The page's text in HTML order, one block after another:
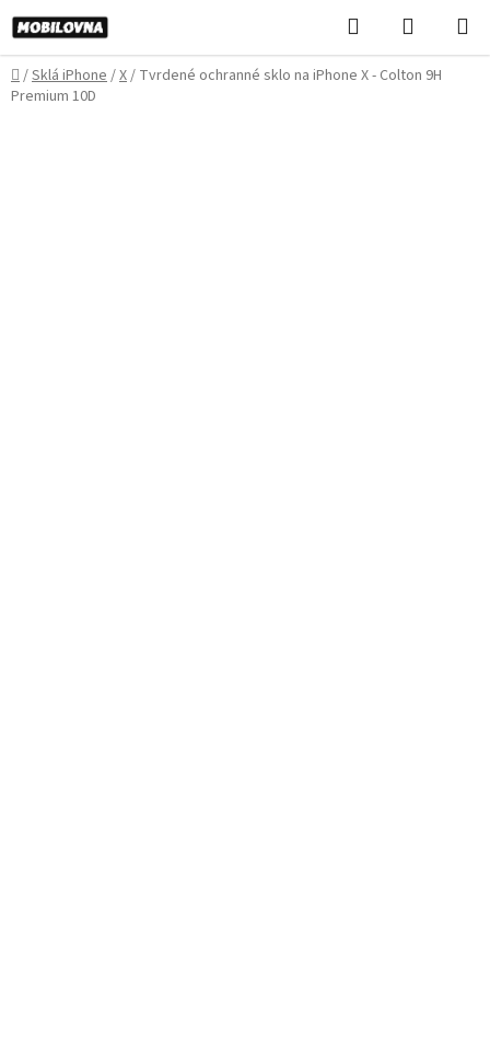
Prejsť
na
obsah
Hľadať
KOŠÍK
Domov
/Sklá iPhone/X/ Tvrdené ochranné sklo na iPhone X - Colton 9H
Premium 10D